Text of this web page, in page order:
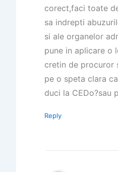
corect,faci toate
sa indrepti
si ale organelor
pune in aplicare o
cretin de procuror
pe o speta clara
duci la CEDo?sau
Reply